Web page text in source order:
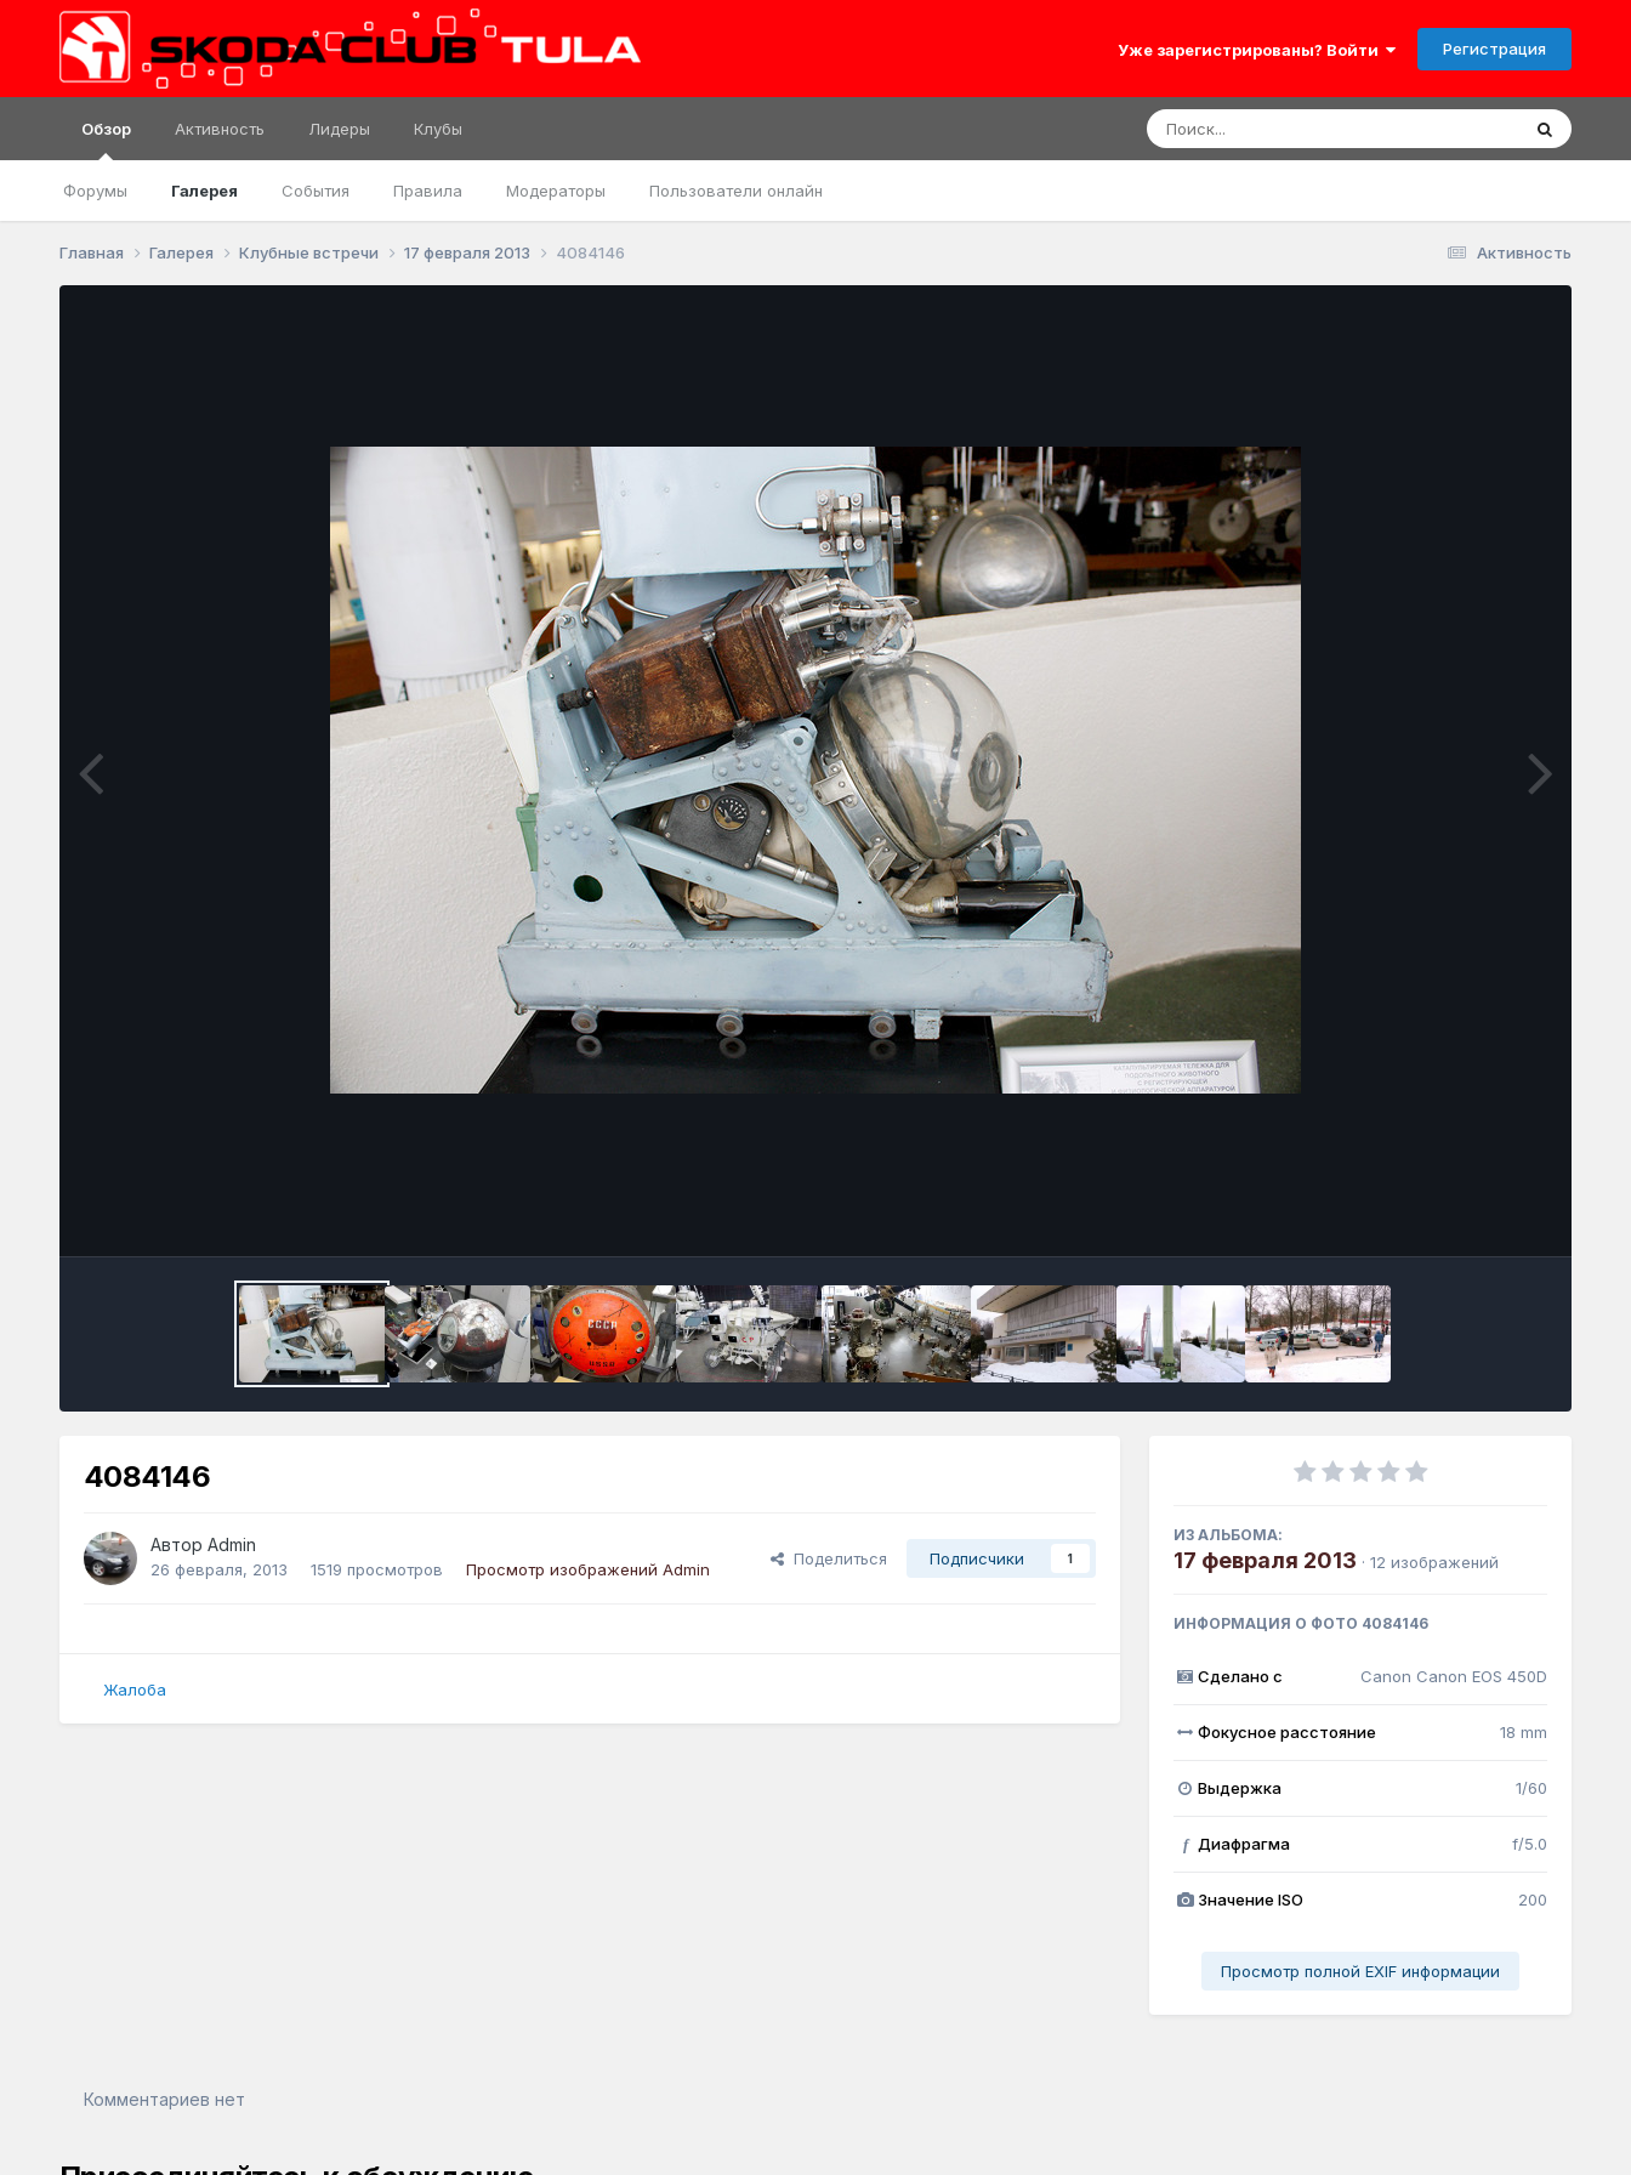
Уже зарегистрированы? Войти Регистрация
Обзор
Форумы Галерея События Правила Модераторы Пользователи онлайн
Активность Лидеры Клубы
Активность
Главная Галерея Клубные встречи 17 февраля 2013 4084146
4084146
Автор Admin
26 февраля, 2013 1519 просмотров Просмотр изображений Admin
Поделиться Подписчики 1
Жалоба
ИЗ АЛЬБОМА:
17 февраля 2013 · 12 изображений
ИНФОРМАЦИЯ О ФОТО 4084146
Сделано с Canon Canon EOS 450D
Фокусное расстояние 18 mm
Выдержка 1/60
f Диафрагма f/5.0
Значение ISO 200
Просмотр полной EXIF информации
Комментариев нет